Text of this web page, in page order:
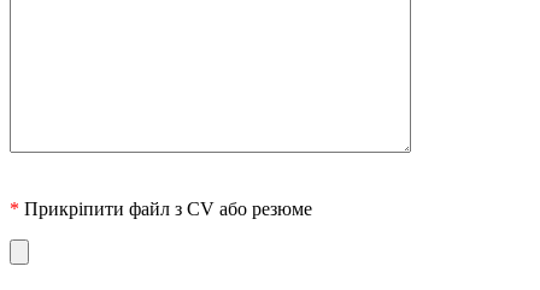
* Прикріпити файл з CV або резюме